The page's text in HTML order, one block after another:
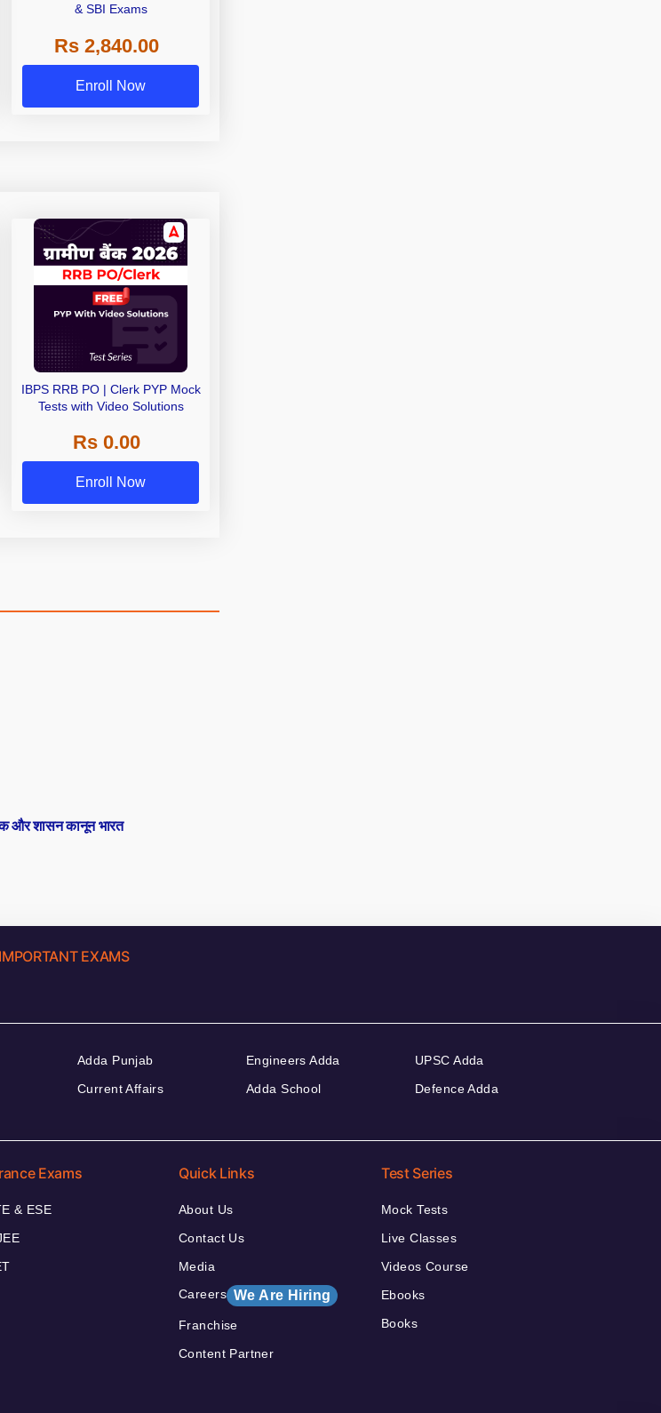
& SBI Exams
Rs 2,840.00
Enroll Now
IBPS RRB PO | Clerk PYP Mock
Tests with Video Solutions
Rs 0.00
Enroll Now
और शासन कानून भारत
IMPORTANT EXAMS
Adda Punjab
Current Affairs
Engineers Adda
Adda School
UPSC Adda
Defence Adda
Exams
& ESE
Quick Links
About Us
Contact Us
Media
Careers We Are Hiring
Franchise
Content Partner
Test Series
Mock Tests
Live Classes
Videos Course
Ebooks
Books